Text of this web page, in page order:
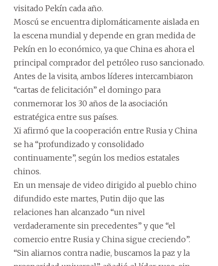
visitado Pekín cada año.
Moscú se encuentra diplomáticamente aislada en
la escena mundial y depende en gran medida de
Pekín en lo económico, ya que China es ahora el
principal comprador del petróleo ruso sancionado.
Antes de la visita, ambos líderes intercambiaron
“cartas de felicitación” el domingo para
conmemorar los 30 años de la asociación
estratégica entre sus países.
Xi afirmó que la cooperación entre Rusia y China
se ha “profundizado y consolidado
continuamente”, según los medios estatales
chinos.
En un mensaje de video dirigido al pueblo chino
difundido este martes, Putin dijo que las
relaciones han alcanzado “un nivel
verdaderamente sin precedentes” y que “el
comercio entre Rusia y China sigue creciendo”.
“Sin aliarnos contra nadie, buscamos la paz y la